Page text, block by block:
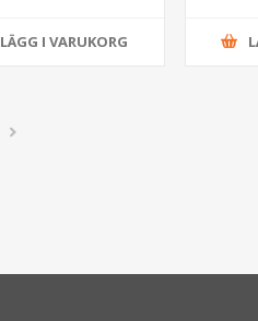
LÄGG I VARUKORG